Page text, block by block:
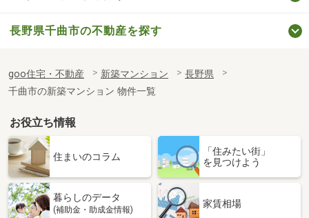
長野県千曲市の不動産を探す
goo住宅・不動産 新築マンション
長野県
千曲市の新築マンション 物件一覧
お役立ち情報
住まいのコラム
「住みたい街」
を見つけよう
暮らしのデータ
(補助金・助成金情報)
家賃相場